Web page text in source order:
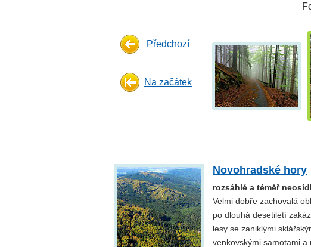
Předchozí
Na začátek
Novohradské hory
rozsáhlé a téměř
Velmi dobře zachovalá
po dlouhá desetiletí
lesy se zaniklými
venkovskými samotami a